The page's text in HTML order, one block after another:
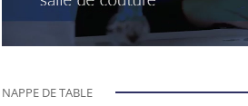
NAPPE DE TABLE